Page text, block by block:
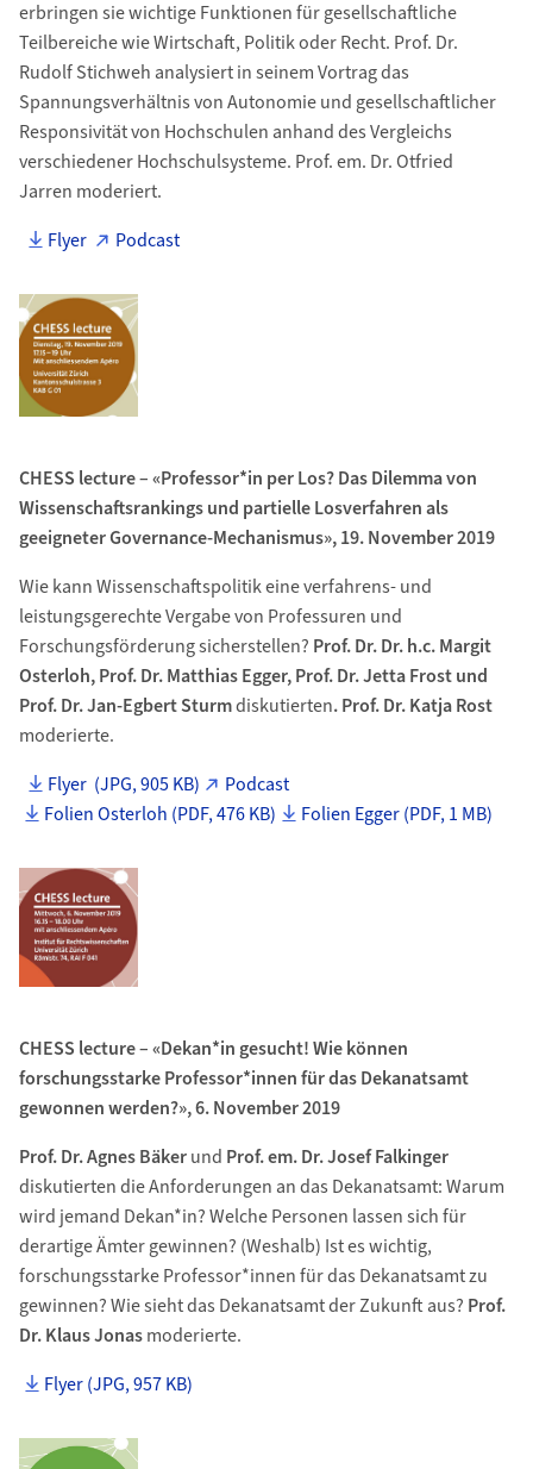
erbringen sie wichtige Funktionen für gesellschaftliche
Teilbereiche wie Wirtschaft, Politik oder Recht. Prof. Dr.
Rudolf Stichweh analysiert in seinem Vortrag das
Spannungsverhältnis von Autonomie und gesellschaftlicher
Responsivität von Hochschulen anhand des Vergleichs
verschiedener Hochschulsysteme. Prof. em. Dr. Otfried
Jarren moderiert.
Flyer
Podcast
CHESS lecture – «Professor*in per Los? Das Dilemma von
Wissenschaftsrankings und partielle Losverfahren als
geeigneter Governance-Mechanismus», 19. November 2019
Wie kann Wissenschaftspolitik eine verfahrens- und
leistungsgerechte Vergabe von Professuren und
Forschungsförderung sicherstellen? Prof. Dr. Dr. h.c. Margit
Osterloh, Prof. Dr. Matthias Egger, Prof. Dr. Jetta Frost und
Prof. Dr. Jan-Egbert Sturmdiskutierten. Prof. Dr. Katja Rost
moderierte.
Flyer (JPG, 905 KB)
Podcast
Folien Osterloh (PDF, 476 KB)
Folien Egger (PDF, 1 MB)
CHESS lecture – «Dekan*in gesucht! Wie können
forschungsstarke Professor*innen für das Dekanatsamt
gewonnen werden?», 6. November 2019
Prof. Dr. Agnes Bäkerund Prof. em. Dr. Josef Falkinger
diskutierten die Anforderungen an das Dekanatsamt: Warum
wird jemand Dekan*in? Welche Personen lassen sich für
derartige Ämter gewinnen? (Weshalb) Ist es wichtig,
forschungsstarke Professor*innen für das Dekanatsamt zu
gewinnen? Wie sieht das Dekanatsamt der Zukunft aus? Prof.
Dr. Klaus Jonasmoderierte.
Flyer (JPG, 957 KB)